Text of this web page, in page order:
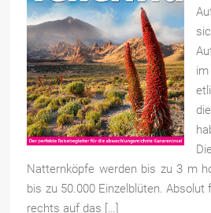
Natternköpfe werden bis zu 3 m
bis zu 50.000 Einzelblüten. Absolut
rechts auf das […]